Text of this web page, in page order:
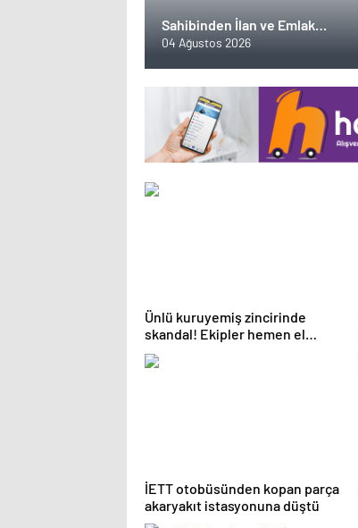
Sahibinden İlan ve Emlak
İlanları
04 Ağustos 2026
Ünlü kuruyemiş zincirinde
skandal! Ekipler hemen el
koydu
İETT otobüsünden kopan parça
akaryakıt istasyonuna düştü